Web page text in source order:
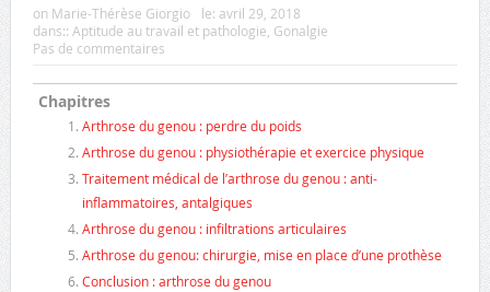
on Marie-Thérèse Giorgio le: avril 29, 2018
dans:: Aptitude au travail et pathologie, Gonalgie
Pas de commentaires
Chapitres
Arthrose du genou : perdre du poids
Arthrose du genou : physiothérapie et exercice physique
Traitement médical de l’arthrose du genou : anti-
inflammatoires, antalgiques
Arthrose du genou : infiltrations articulaires
Arthrose du genou: chirurgie, mise en place d’une prothèse
Conclusion : arthrose du genou